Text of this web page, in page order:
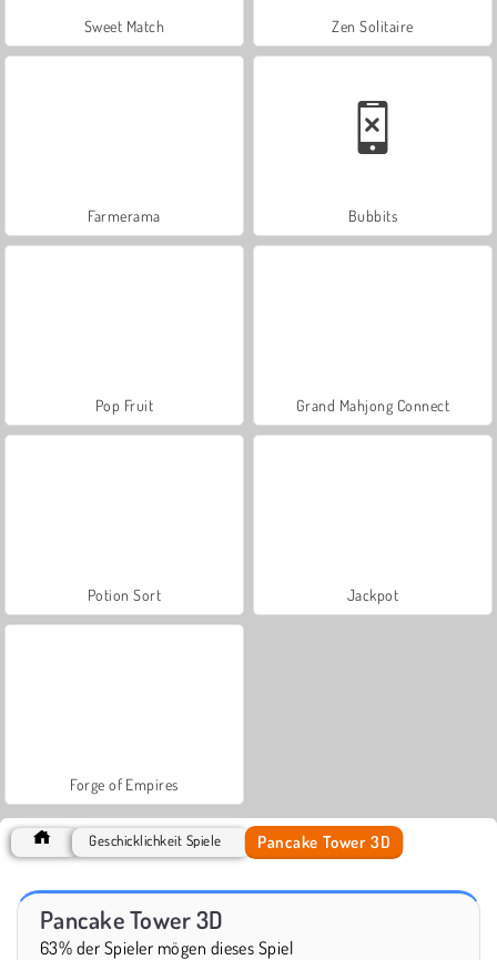
Sweet Match Zen Solitaire
Farmerama Bubbits
Pop Fruit Grand Mahjong Connect
Potion Sort Jackpot
Forge of Empires
Geschicklichkeit Spiele Pancake Tower 3D
Pancake Tower 3D
63% der Spieler mögen dieses Spiel